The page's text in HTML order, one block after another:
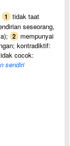
1 tidak taat
seseorang,
2 mempunyai
kontradiktif:
cocok:
sendiri